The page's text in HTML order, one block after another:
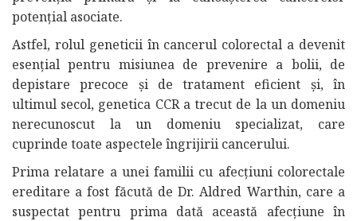
potențial asociate.
Astfel, rolul geneticii în cancerul colorectal a devenit
esențial pentru misiunea de prevenire a bolii, de
depistare precoce și de tratament eficient și, în
ultimul secol, genetica CCR a trecut de la un domeniu
nerecunoscut la un domeniu specializat, care
cuprinde toate aspectele îngrijirii cancerului.
Prima relatare a unei familii cu afecțiuni colorectale
ereditare a fost făcută de Dr. Aldred Warthin, care a
suspectat pentru prima dată această afecțiune în